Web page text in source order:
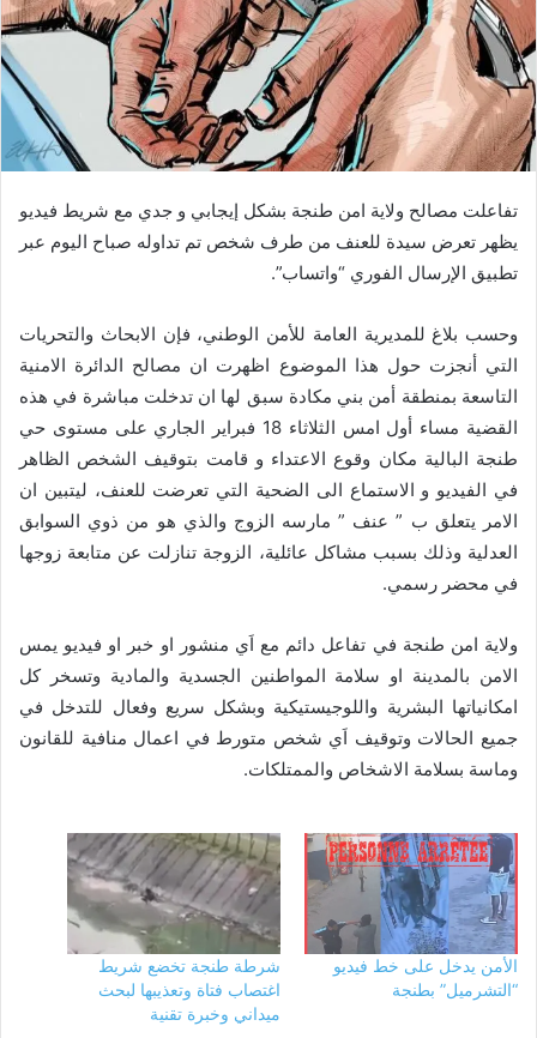
تفاعلت مصالح ولاية امن طنجة بشكل إيجابي و جدي مع شريط فيديو
يظهر تعرض سيدة للعنف من طرف شخص تم تداوله صباح اليوم عبر
تطبيق الإرسال الفوري “واتساب”.
وحسب بلاغ للمديرية العامة للأمن الوطني، فإن الابحاث والتحريات
التي أنجزت حول هذا الموضوع اظهرت ان مصالح الدائرة الامنية
التاسعة بمنطقة أمن بني مكادة سبق لها ان تدخلت مباشرة في هذه
القضية مساء أول امس الثلاثاء 18 فبراير الجاري على مستوى حي
طنجة البالية مكان وقوع الاعتداء و قامت بتوقيف الشخص الظاهر
في الفيديو و الاستماع الى الضحية التي تعرضت للعنف، ليتبين ان
الامر يتعلق ب ” عنف ” مارسه الزوج والذي هو من ذوي السوابق
العدلية وذلك بسبب مشاكل عائلية، الزوجة تنازلت عن متابعة زوجها
في محضر رسمي.
ولاية امن طنجة في تفاعل دائم مع اَي منشور او خبر او فيديو يمس
الامن بالمدينة او سلامة المواطنين الجسدية والمادية وتسخر كل
امكانياتها البشرية واللوجيستيكية وبشكل سريع وفعال للتدخل في
جميع الحالات وتوقيف اَي شخص متورط في اعمال منافية للقانون
وماسة بسلامة الاشخاص والممتلكات.
الأمن يدخل على خط فيديو
“التشرميل” بطنجة
شرطة طنجة تخضع شريط
اغتصاب فتاة وتعذيبها لبحث
ميداني وخبرة تقنية